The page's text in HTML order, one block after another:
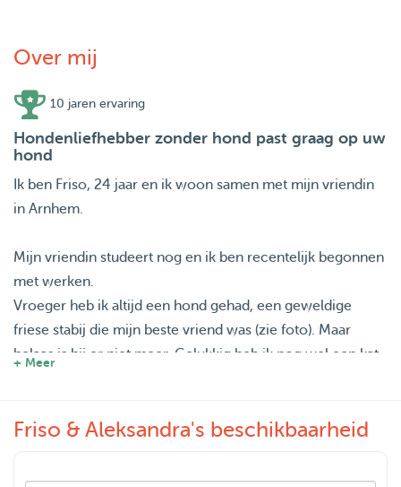
Over mij
10 jaren ervaring
Hondenliefhebber zonder hond past graag op uw
hond
Ik ben Friso, 24 jaar en ik woon samen met mijn vriendin
in Arnhem.
Mijn vriendin studeert nog en ik ben recentelijk begonnen
met werken.
Vroeger heb ik altijd een hond gehad, een geweldige
friese stabij die mijn beste vriend was (zie foto). Maar
helaas is hij er niet meer. Gelukkig heb ik nog wel een kat
vriendin ook een hond waar we regelmatig op passen (zie
+ Meer
Friso & Aleksandra's beschikbaarheid